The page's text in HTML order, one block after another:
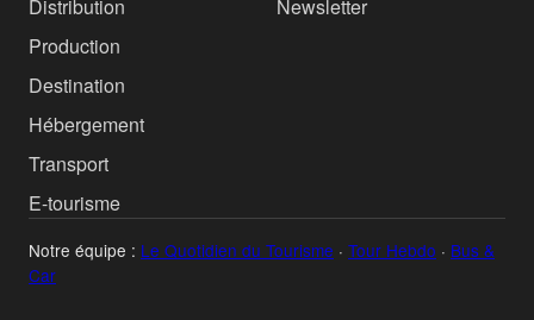
Distribution
Production
Destination
Hébergement
Transport
E-tourisme
Newsletter
Notre équipe : Le Quotidien du Tourisme · Tour Hebdo · Bus &
Car